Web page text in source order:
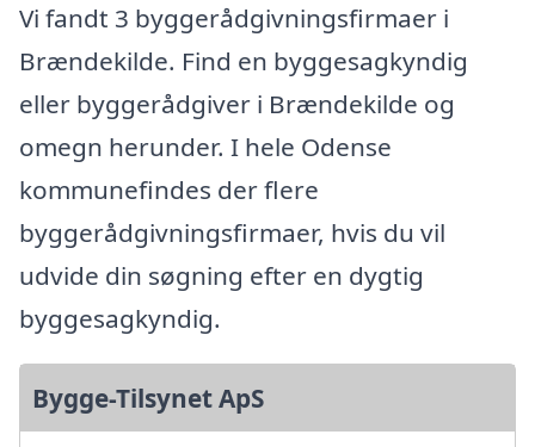
Vi fandt 3 byggerådgivningsfirmaer i
Brændekilde. Find en byggesagkyndig
eller byggerådgiver i Brændekilde og
omegn herunder. I hele Odense
kommunefindes der flere
byggerådgivningsfirmaer, hvis du vil
udvide din søgning efter en dygtig
byggesagkyndig.
Bygge-Tilsynet ApS